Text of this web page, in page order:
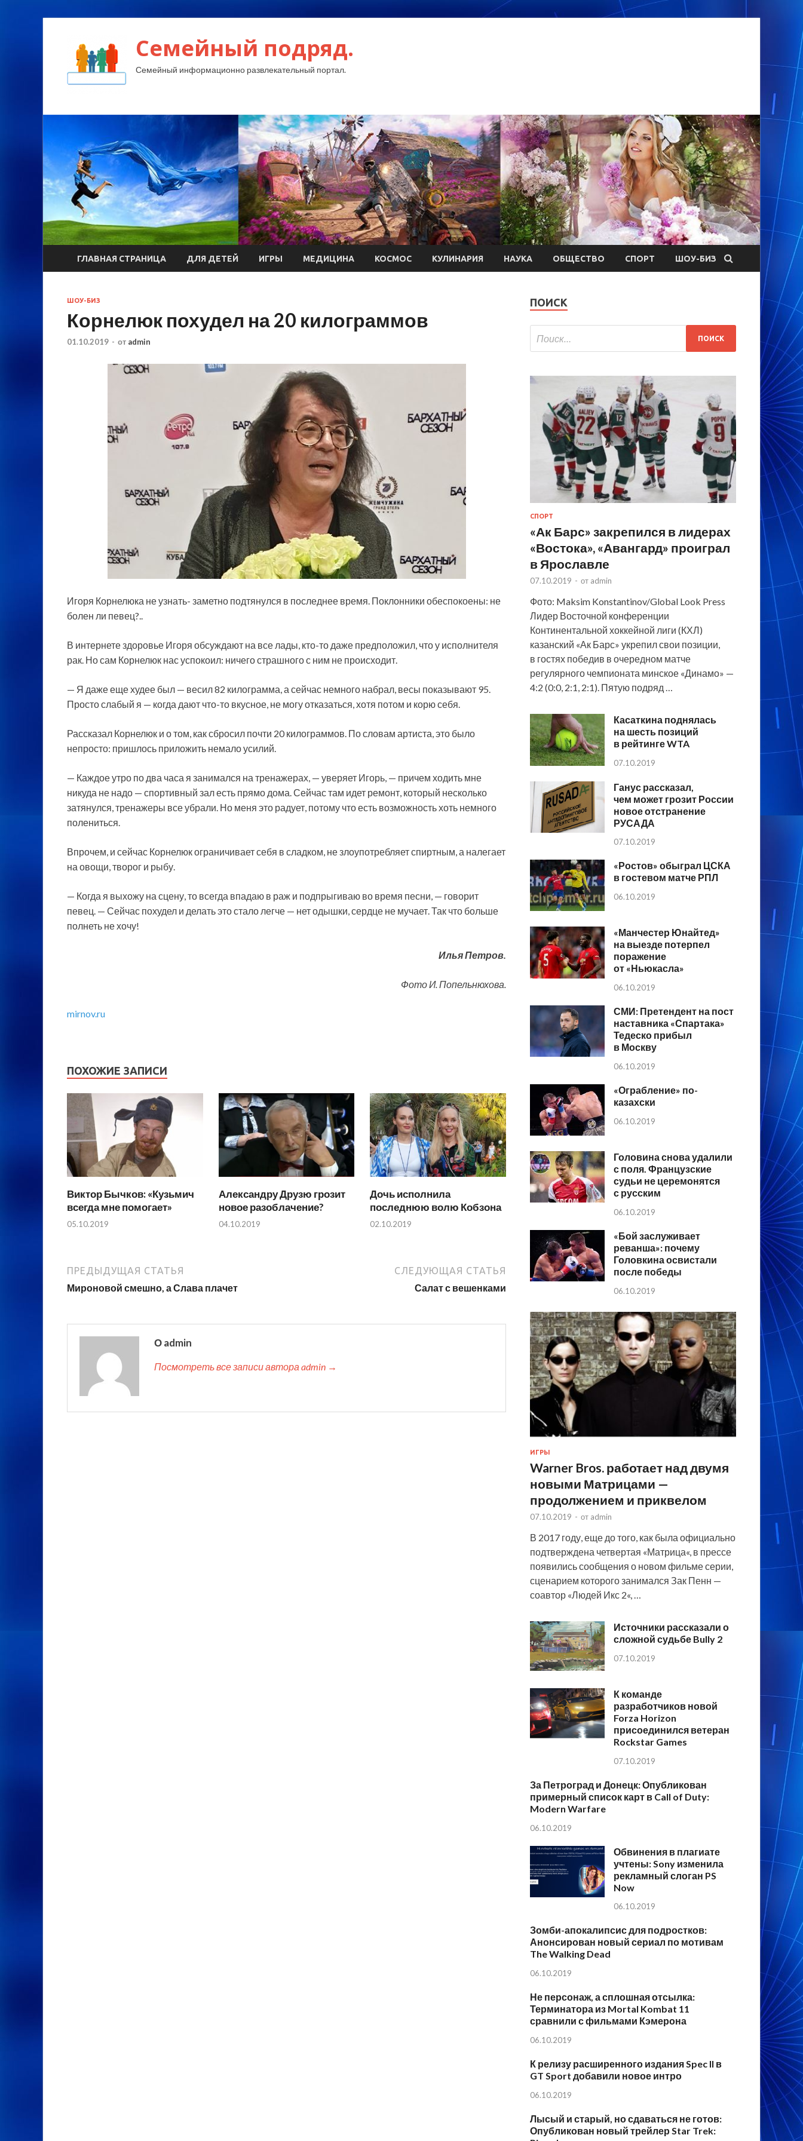
Семейный подряд.
Семейный информационно развлекательный портал.
ГЛАВНАЯ СТРАНИЦА ДЛЯ ДЕТЕЙ ИГРЫ МЕДИЦИНА КОСМОС КУЛИНАРИЯ НАУКА ОБЩЕСТВО СПОРТ ШОУ-БИЗ
ШОУ-БИЗ
Корнелюк похудел на 20 килограммов
01.10.2019 - от admin
Игоря Корнелюка не узнать- заметно подтянулся в последнее время. Поклонники обеспокоены: не
болен ли певец?..
В интернете здоровье Игоря обсуждают на все лады, кто-то даже предположил, что у исполнителя
рак. Но сам Корнелюк нас успокоил: ничего страшного с ним не происходит.
— Я даже еще худее был — весил 82 килограмма, а сейчас немного набрал, весы показывают 95.
Просто слабый я — когда дают что-то вкусное, не могу отказаться, хотя потом и корю себя.
Рассказал Корнелюк и о том, как сбросил почти 20 килограммов. По словам артиста, это было
непросто: пришлось приложить немало усилий.
— Каждое утро по два часа я занимался на тренажерах, — уверяет Игорь, — причем ходить мне
никуда не надо — спортивный зал есть прямо дома. Сейчас там идет ремонт, который несколько
затянулся, тренажеры все убрали. Но меня это радует, потому что есть возможность хоть немного
полениться.
Впрочем, и сейчас Корнелюк ограничивает себя в сладком, не злоупотребляет спиртным, а налегает
на овощи, творог и рыбу.
— Когда я выхожу на сцену, то всегда впадаю в раж и подпрыгиваю во время песни, — говорит
певец. — Сейчас похудел и делать это стало легче — нет одышки, сердце не мучает. Так что больше
полнеть не хочу!
Илья Петров.
Фото И. Попельнюхова.
mirnov.ru
ПОХОЖИЕ ЗАПИСИ
Виктор Бычков: «Кузьмич
всегда мне помогает»
05.10.2019
Александру Друзю грозит
новое разоблачение?
04.10.2019
Дочь исполнила
последнюю волю Кобзона
02.10.2019
ПРЕДЫДУЩАЯ СТАТЬЯ
Мироновой смешно, а Слава плачет
СЛЕДУЮЩАЯ СТАТЬЯ
Салат с вешенками
О admin
Посмотреть все записи автора admin →
ПОИСК
СПОРТ
«Ак Барс» закрепился в лидерах
«Востока», «Авангард» проиграл
в Ярославле
07.10.2019 - от admin
Фото: Maksim Konstantinov/Global Look Press
Лидер Восточной конференции
Континентальной хоккейной лиги (КХЛ)
казанский «Ак Барс» укрепил свои позиции,
в гостях победив в очередном матче
регулярного чемпионата минское «Динамо» —
4:2 (0:0, 2:1, 2:1). Пятую подряд …
Касаткина поднялась
на шесть позиций
в рейтинге WTA
07.10.2019
Ганус рассказал,
чем может грозит России
новое отстранение
РУСАДА
07.10.2019
«Ростов» обыграл ЦСКА
в гостевом матче РПЛ
06.10.2019
«Манчестер Юнайтед»
на выезде потерпел
поражение
от «Ньюкасла»
06.10.2019
СМИ: Претендент на пост
наставника «Спартака»
Тедеско прибыл
в Москву
06.10.2019
«Ограбление» по-
казахски
06.10.2019
Головина снова удалили
с поля. Французские
судьи не церемонятся
с русским
06.10.2019
«Бой заслуживает
реванша»: почему
Головкина освистали
после победы
06.10.2019
ИГРЫ
Warner Bros. работает над двумя
новыми Матрицами —
продолжением и приквелом
07.10.2019 - от admin
В 2017 году, еще до того, как была официально
подтверждена четвертая «Матрица«, в прессе
появились сообщения о новом фильме серии,
сценарием которого занимался Зак Пенн —
соавтор «Людей Икс 2«, …
Источники рассказали о
сложной судьбе Bully 2
07.10.2019
К команде
разработчиков новой
Forza Horizon
присоединился ветеран
Rockstar Games
07.10.2019
За Петроград и Донецк: Опубликован
примерный список карт в Call of Duty:
Modern Warfare
06.10.2019
Обвинения в плагиате
учтены: Sony изменила
рекламный слоган PS
Now
06.10.2019
Зомби-апокалипсис для подростков:
Анонсирован новый сериал по мотивам
The Walking Dead
06.10.2019
Не персонаж, а сплошная отсылка:
Терминатора из Mortal Kombat 11
сравнили с фильмами Кэмерона
06.10.2019
К релизу расширенного издания Spec II в
GT Sport добавили новое интро
06.10.2019
Лысый и старый, но сдаваться не готов:
Опубликован новый трейлер Star Trek: